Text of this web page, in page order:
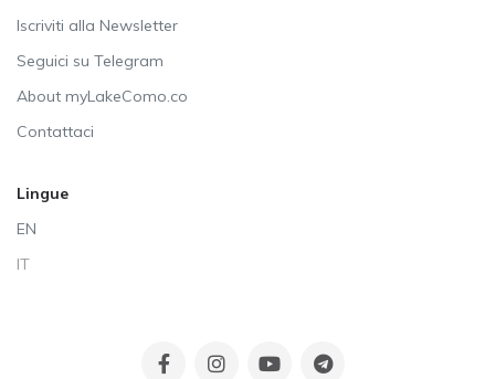
Iscriviti alla Newsletter
Seguici su Telegram
About myLakeComo.co
Contattaci
Lingue
EN
IT